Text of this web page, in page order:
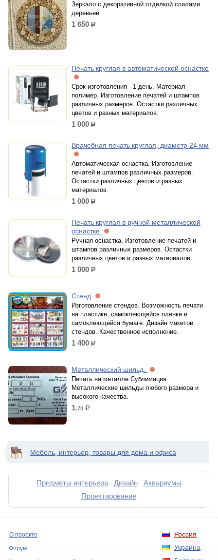
Зеркало с декоративной отделкой спилами
деревьев
1 650 р.
Печать круглая в автоматической оснастке
Срок изготовления - 1 день. Материал -
полимер. Изготовление печатей и штампов
различных размеров. Остастки различных
цветов и разных материалов.
1 000 р.
Врачебная печать круглая, диаметр 24 мм
Автоматическая оснастка. Изготовление
печатей и штампов различных размеров.
Остастки различных цветов и разных
материалов.
1 000 р.
Печать круглая в ручной металлической
оснастке
Ручная оснастка. Изготовление печатей и
штампов различных размеров. Остастки
различных цветов и разных материалов.
1 000 р.
Стенд
Изготовление стендов. Возможность печати
на пластике, самоклеющейся пленке и
самоклеющейся бумаге. Дизайн макетов
стендов. Качественное исполнение.
1 400 р.
Металлический шильд.
Печать на металле Сублимация
Металлические шильды любого размера и
высокого качества.
1.70 р.
Мебель, интерьер, товары для дома и офиса
Предметы интерьера Дизайн
Аквариумы
Проектирование
Россия
Украина
О проекте
Форум